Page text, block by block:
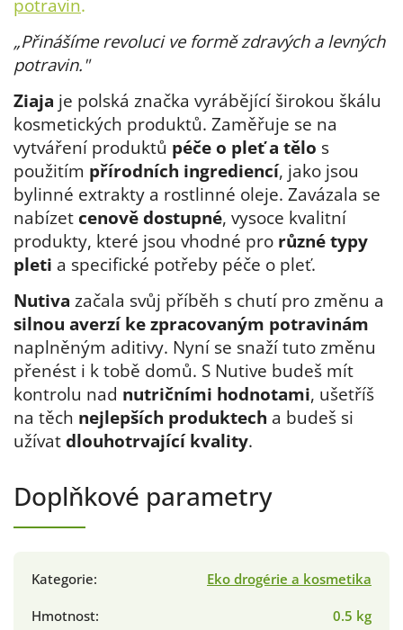
potravin.
„Přinášíme revoluci ve formě zdravých a levných
potravin."
Ziaja je polská značka vyrábějící širokou škálu
kosmetických produktů. Zaměřuje se na
vytváření produktů péče o pleť a tělo s
použitím přírodních ingrediencí, jako jsou
bylinné extrakty a rostlinné oleje. Zavázala se
nabízet cenově dostupné, vysoce kvalitní
produkty, které jsou vhodné pro různé typy
pleti a specifické potřeby péče o pleť.
Nutiva začala svůj příběh s chutí pro změnu a
silnou averzí ke zpracovaným potravinám
naplněným aditivy. Nyní se snaží tuto změnu
přenést i k tobě domů. S Nutive budeš mít
kontrolu nad nutričními hodnotami, ušetříš
na těch nejlepších produktech a budeš si
užívat dlouhotrvající kvality.
Doplňkové parametry
Kategorie:
Eko drogérie a kosmetika
Hmotnost:
0.5 kg